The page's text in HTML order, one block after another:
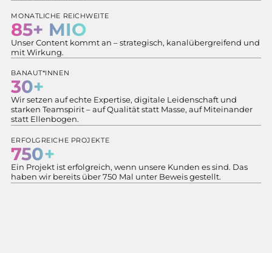
MONATLICHE REICHWEITE
85+ MIO
Unser Content kommt an – strategisch, kanalübergreifend und
mit Wirkung.
BANAUT*INNEN
30+
Wir setzen auf echte Expertise, digitale Leidenschaft und
starken Teamspirit – auf Qualität statt Masse, auf Miteinander
statt Ellenbogen.
ERFOLGREICHE PROJEKTE
750+
Ein Projekt ist erfolgreich, wenn unsere Kunden es sind. Das
haben wir bereits über 750 Mal unter Beweis gestellt.